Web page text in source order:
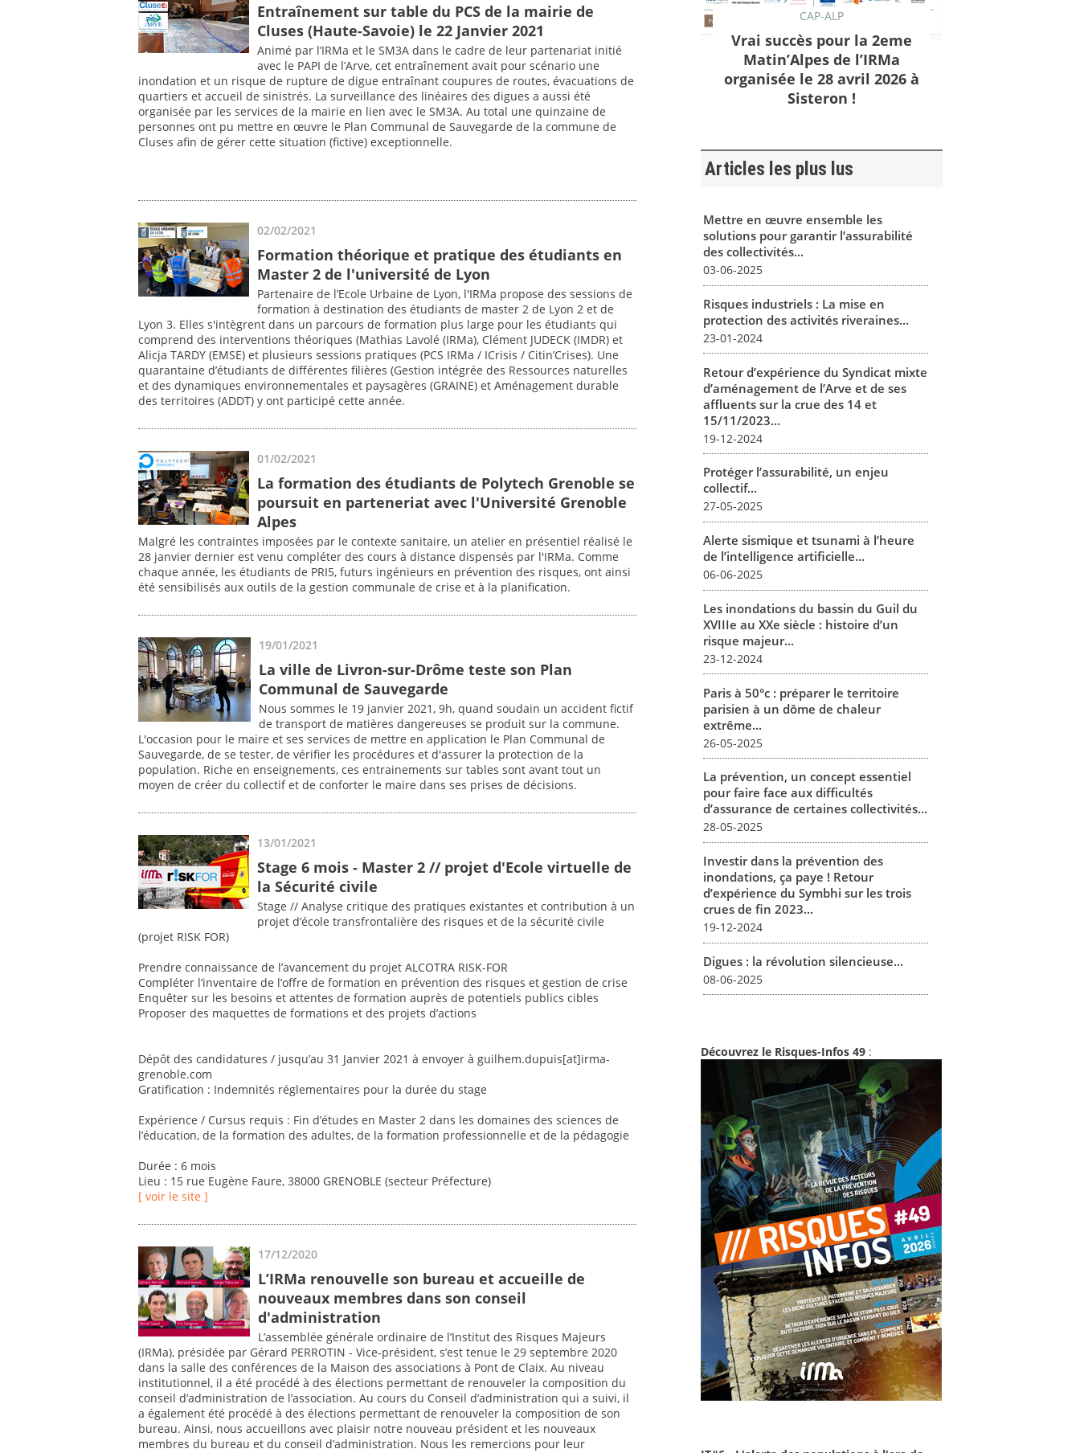
Entraînement sur table du PCS de la mairie de
Cluses (Haute-Savoie) le 22 Janvier 2021
Animé par l’IRMa et le SM3A dans le cadre de leur partenariat initié
avec le PAPI de l’Arve, cet entraînement avait pour scénario une
inondation et un risque de rupture de digue entraînant coupures de routes, évacuations de
quartiers et accueil de sinistrés. La surveillance des linéaires des digues a aussi été
organisée par les services de la mairie en lien avec le SM3A. Au total une quinzaine de
personnes ont pu mettre en œuvre le Plan Communal de Sauvegarde de la commune de
Cluses afin de gérer cette situation (fictive) exceptionnelle.
02/02/2021
Formation théorique et pratique des étudiants en
Master 2 de l'université de Lyon
Partenaire de l’Ecole Urbaine de Lyon, l'IRMa propose des sessions de
formation à destination des étudiants de master 2 de Lyon 2 et de
Lyon 3. Elles s'intègrent dans un parcours de formation plus large pour les étudiants qui
comprend des interventions théoriques (Mathias Lavolé (IRMa), Clément JUDECK (IMDR) et
Alicja TARDY (EMSE) et plusieurs sessions pratiques (PCS IRMa / ICrisis / Citin’Crises). Une
quarantaine d’étudiants de différentes filières (Gestion intégrée des Ressources naturelles
et des dynamiques environnementales et paysagères (GRAINE) et Aménagement durable
des territoires (ADDT) y ont participé cette année.
01/02/2021
La formation des étudiants de Polytech Grenoble se
poursuit en parteneriat avec l'Université Grenoble
Alpes
Malgré les contraintes imposées par le contexte sanitaire, un atelier en présentiel réalisé le
28 janvier dernier est venu compléter des cours à distance dispensés par l'IRMa. Comme
chaque année, les étudiants de PRI5, futurs ingénieurs en prévention des risques, ont ainsi
été sensibilisés aux outils de la gestion communale de crise et à la planification.
19/01/2021
La ville de Livron-sur-Drôme teste son Plan
Communal de Sauvegarde
Nous sommes le 19 janvier 2021, 9h, quand soudain un accident fictif
de transport de matières dangereuses se produit sur la commune.
L'occasion pour le maire et ses services de mettre en application le Plan Communal de
Sauvegarde, de se tester, de vérifier les procédures et d'assurer la protection de la
population. Riche en enseignements, ces entrainements sur tables sont avant tout un
moyen de créer du collectif et de conforter le maire dans ses prises de décisions.
13/01/2021
Stage 6 mois - Master 2 // projet d'Ecole virtuelle de
la Sécurité civile
Stage // Analyse critique des pratiques existantes et contribution à un
projet d’école transfrontalière des risques et de la sécurité civile
(projet RISK FOR)
Prendre connaissance de l’avancement du projet ALCOTRA RISK-FOR
Compléter l’inventaire de l’offre de formation en prévention des risques et gestion de crise
Enquêter sur les besoins et attentes de formation auprès de potentiels publics cibles
Proposer des maquettes de formations et des projets d’actions
Dépôt des candidatures / jusqu’au 31 Janvier 2021 à envoyer à guilhem.dupuis[at]irma-
grenoble.com
Gratification : Indemnités réglementaires pour la durée du stage
Expérience / Cursus requis : Fin d’études en Master 2 dans les domaines des sciences de
l’éducation, de la formation des adultes, de la formation professionnelle et de la pédagogie
Durée : 6 mois
Lieu : 15 rue Eugène Faure, 38000 GRENOBLE (secteur Préfecture)
[ voir le site ]
17/12/2020
L’IRMa renouvelle son bureau et accueille de
nouveaux membres dans son conseil
d'administration
L’assemblée générale ordinaire de l’Institut des Risques Majeurs
(IRMa), présidée par Gérard PERROTIN - Vice-président, s’est tenue le 29 septembre 2020
dans la salle des conférences de la Maison des associations à Pont de Claix. Au niveau
institutionnel, il a été procédé à des élections permettant de renouveler la composition du
conseil d’administration de l’association. Au cours du Conseil d’administration qui a suivi, il
a également été procédé à des élections permettant de renouveler la composition de son
bureau. Ainsi, nous accueillons avec plaisir notre nouveau président et les nouveaux
membres du bureau et du conseil d’administration. Nous les remercions pour leur
CAP-ALP
Vrai succès pour la 2eme
Matin’Alpes de l’IRMa
organisée le 28 avril 2026 à
Sisteron !
Articles les plus lus
Mettre en œuvre ensemble les
solutions pour garantir l’assurabilité
des collectivités...
03-06-2025
Risques industriels : La mise en
protection des activités riveraines...
23-01-2024
Retour d’expérience du Syndicat mixte
d’aménagement de l’Arve et de ses
affluents sur la crue des 14 et
15/11/2023...
19-12-2024
Protéger l’assurabilité, un enjeu
collectif...
27-05-2025
Alerte sismique et tsunami à l’heure
de l’intelligence artificielle...
06-06-2025
Les inondations du bassin du Guil du
XVIIIe au XXe siècle : histoire d’un
risque majeur...
23-12-2024
Paris à 50°c : préparer le territoire
parisien à un dôme de chaleur
extrême...
26-05-2025
La prévention, un concept essentiel
pour faire face aux difficultés
d’assurance de certaines collectivités...
28-05-2025
Investir dans la prévention des
inondations, ça paye ! Retour
d’expérience du Symbhi sur les trois
crues de fin 2023...
19-12-2024
Digues : la révolution silencieuse...
08-06-2025
Découvrez le Risques-Infos 49 :